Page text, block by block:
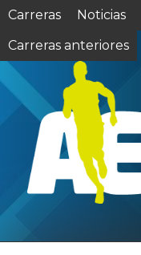
Carreras Noticias
Carreras anteriores